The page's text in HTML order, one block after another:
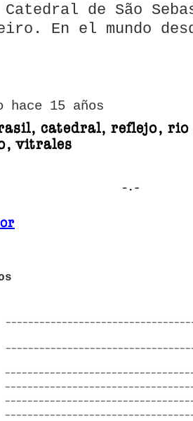
Catedral de São
En el mundo
hace 15 años
catedral, reflejo, rio
vitrales